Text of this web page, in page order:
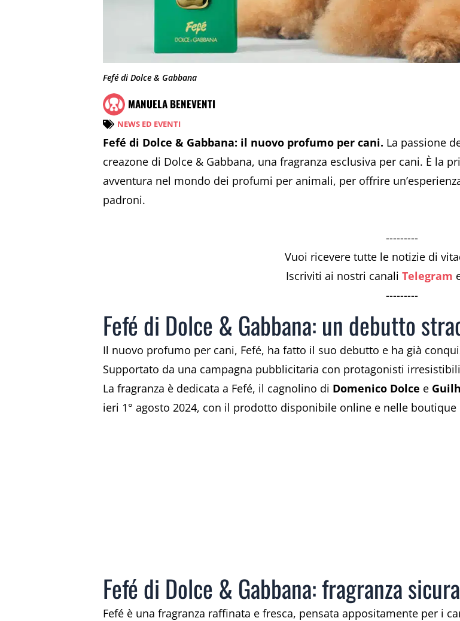
Fefé di Dolce & Gabbana
MANUELA BENEVENTI
NEWS ED EVENTI
Fefé di Dolce & Gabbana: il nuovo profumo per cani. La passione
creazone di Dolce & Gabbana, una fragranza esclusiva per cani. È la
avventura nel mondo dei profumi per animali, per offrire
padroni.
---------
Vuoi ricevere tutte le notizie di
Iscriviti ai nostri canali Telegram
---------
Fefé di Dolce & Gabbana: un debutto
Il nuovo profumo per cani, Fefé, ha fatto il suo debutto e ha già
Supportato da una campagna pubblicitaria con protagonisti
La fragranza è dedicata a Fefé, il cagnolino di Domenico Dolce e
ieri 1° agosto 2024, con il prodotto disponibile online e nelle
Fefé di Dolce & Gabbana: fragranza
Fefé è una fragranza raffinata e fresca, pensata appositamente per i